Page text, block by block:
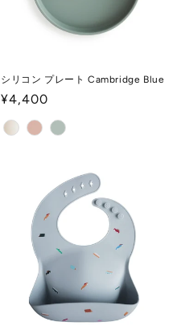
シリコン プレート Cambridge Blue
通
常
価
¥4,400